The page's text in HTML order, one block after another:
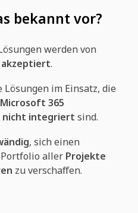
bekannt vor?
werden von
.
Lösungen im Einsatz, die
Microsoft 365
nicht integriert sind.
, sich einen
aller Projekte
zu verschaffen.